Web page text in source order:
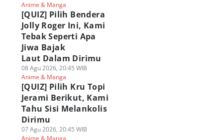
Anime & Manga
[QUIZ] Pilih Bendera
Jolly Roger Ini, Kami
Tebak Seperti Apa
Jiwa Bajak
Laut Dalam Dirimu
08 Agu 2026, 20:45 WIB
Anime & Manga
[QUIZ] Pilih Kru Topi
Jerami Berikut, Kami
Tahu Sisi Melankolis
Dirimu
07 Agu 2026, 20:45 WIB
Anime & Manga